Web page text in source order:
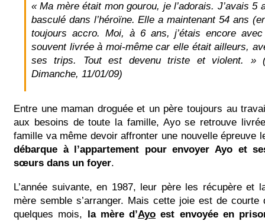
« Ma mère était mon gourou, je l’adorais. J’avais 5
basculé dans l’héroïne. Elle a maintenant 54 ans
toujours accro. Moi, à 6 ans, j’étais encore
souvent livrée à moi-même car elle était ailleurs,
ses trips. Tout est devenu triste et violent. »
Dimanche, 11/01/09)
Entre une maman droguée et un père toujours au
aux besoins de toute la famille, Ayo se retrouve
famille va même devoir affronter une nouvelle épreuve
débarque à l’appartement pour envoyer Ayo et
sœurs dans un foyer.
L’année suivante, en 1987, leur père les récupère et
mère semble s’arranger. Mais cette joie est de courte
quelques mois, la mère d’Ayo est envoyée en